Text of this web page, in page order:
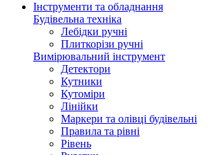
Інструменти та обладнання
Будівельна техніка
Лебідки ручні
Плиткорізи ручні
Вимірювальний інструмент
Детектори
Кутники
Кутоміри
Лінійки
Маркери та олівці будівельні
Правила та рівні
Рівень